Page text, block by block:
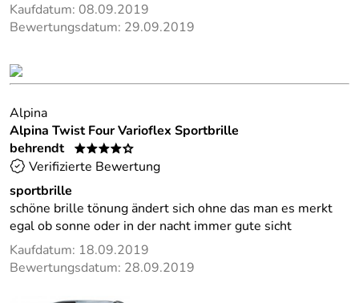
Kaufdatum: 08.09.2019
Bewertungsdatum: 29.09.2019
Alpina
Alpina Twist Four Varioflex Sportbrille
behrendt
****o
Verifizierte Bewertung
sportbrille
schöne brille tönung ändert sich ohne das man es merkt
egal ob sonne oder in der nacht immer gute sicht
Kaufdatum: 18.09.2019
Bewertungsdatum: 28.09.2019